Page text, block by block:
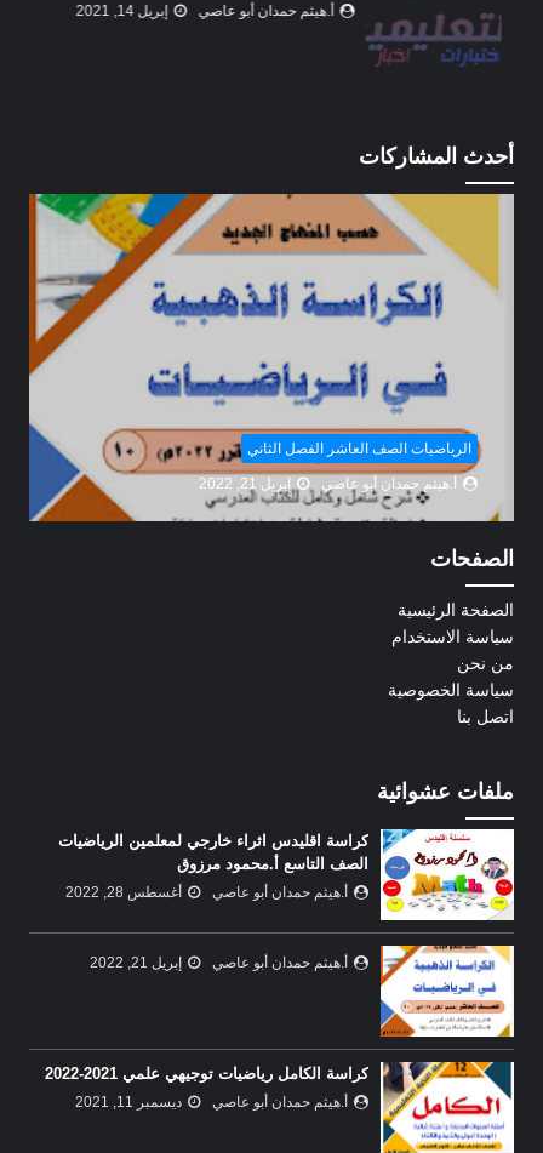
أ.هيثم حمدان أبو عاصي إبريل 14, 2021
أحدث المشاركات
الرياضيات الصف العاشر الفصل الثاني
أ.هيثم حمدان أبو عاصي إبريل 21, 2022
الصفحات
الصفحة الرئيسية
سياسة الاستخدام
من نحن
سياسة الخصوصية
اتصل بنا
ملفات عشوائية
كراسة اقليدس اثراء خارجي لمعلمين الرياضيات
الصف التاسع أ.محمود مرزوق
أ.هيثم حمدان أبو عاصي أغسطس 28, 2022
أ.هيثم حمدان أبو عاصي إبريل 21, 2022
كراسة الكامل رياضيات توجيهي علمي 2021-2022
أ.هيثم حمدان أبو عاصي ديسمبر 11, 2021